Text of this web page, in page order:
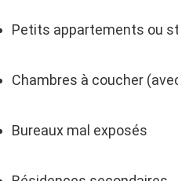
Petits appartements ou
Chambres à coucher
Bureaux mal exposés